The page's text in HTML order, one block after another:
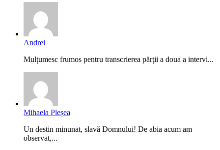
Andrei
Mulțumesc frumos pentru transcrierea părții a doua a intervi...
Mihaela Pleșea
Un destin minunat, slavă Domnului! De abia acum am
observat,...